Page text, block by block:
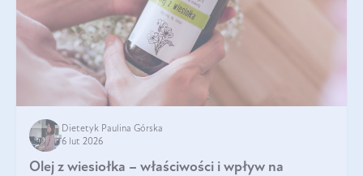
Dietetyk Paulina Górska
6 lut 2026
Olej z wiesiołka – właściwości i wpływ na